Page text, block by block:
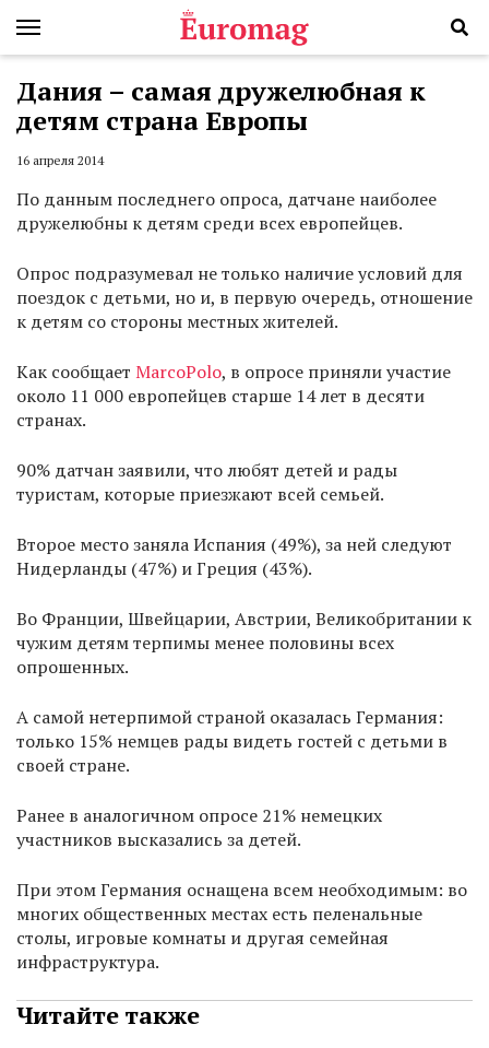
Дания – самая дружелюбная к
детям страна Европы
16 апреля 2014
По данным последнего опроса, датчане наиболее
дружелюбны к детям среди всех европейцев.
Опрос подразумевал не только наличие условий для
поездок с детьми, но и, в первую очередь, отношение
к детям со стороны местных жителей.
Как сообщает MarcoPolo, в опросе приняли участие
около 11 000 европейцев старше 14 лет в десяти
странах.
90% датчан заявили, что любят детей и рады
туристам, которые приезжают всей семьей.
Второе место заняла Испания (49%), за ней следуют
Нидерланды (47%) и Греция (43%).
Во Франции, Швейцарии, Австрии, Великобритании к
чужим детям терпимы менее половины всех
опрошенных.
А самой нетерпимой страной оказалась Германия:
только 15% немцев рады видеть гостей с детьми в
своей стране.
Ранее в аналогичном опросе 21% немецких
участников высказались за детей.
При этом Германия оснащена всем необходимым: во
многих общественных местах есть пеленальные
столы, игровые комнаты и другая семейная
инфраструктура.
Читайте также